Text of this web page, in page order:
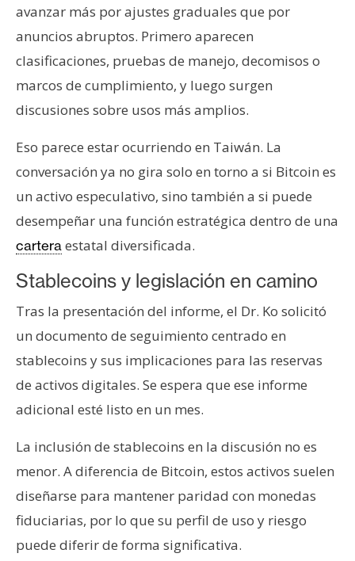
avanzar más por ajustes graduales que por
anuncios abruptos. Primero aparecen
clasificaciones, pruebas de manejo, decomisos o
marcos de cumplimiento, y luego surgen
discusiones sobre usos más amplios.
Eso parece estar ocurriendo en Taiwán. La
conversación ya no gira solo en torno a si Bitcoin es
un activo especulativo, sino también a si puede
desempeñar una función estratégica dentro de una
cartera estatal diversificada.
Stablecoins y legislación en camino
Tras la presentación del informe, el Dr. Ko solicitó
un documento de seguimiento centrado en
stablecoins y sus implicaciones para las reservas
de activos digitales. Se espera que ese informe
adicional esté listo en un mes.
La inclusión de stablecoins en la discusión no es
menor. A diferencia de Bitcoin, estos activos suelen
diseñarse para mantener paridad con monedas
fiduciarias, por lo que su perfil de uso y riesgo
puede diferir de forma significativa.